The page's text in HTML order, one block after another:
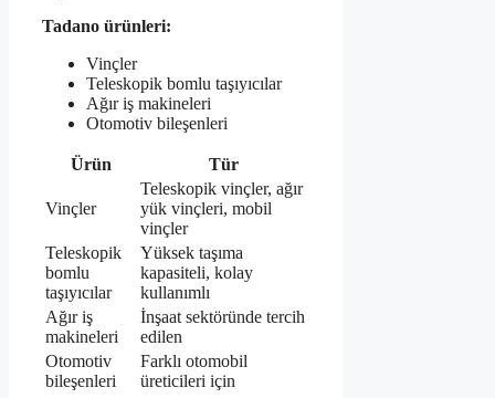
Tadano ürünleri:
Vinçler
Teleskopik bomlu taşıyıcılar
Ağır iş makineleri
Otomotiv bileşenleri
Ürün Tür
Vinçler
Teleskopik vinçler, ağır
yük vinçleri, mobil
vinçler
Teleskopik
bomlu
taşıyıcılar
Yüksek taşıma
kapasiteli, kolay
kullanımlı
Ağır iş
makineleri
İnşaat sektöründe tercih
edilen
Otomotiv
bileşenleri
Farklı otomobil
üreticileri için